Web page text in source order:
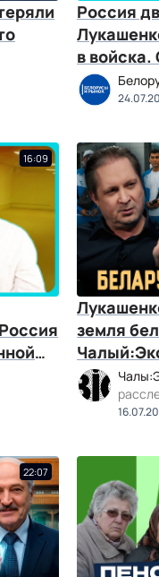
Россия
в
16:09
земля
22:07